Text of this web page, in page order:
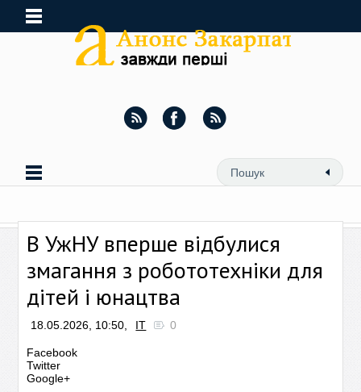
В УжНУ вперше відбулися
змагання з робототехніки для
дітей і юнацтва
18.05.2026, 10:50, ІТ 0
Facebook
Twitter
Google+